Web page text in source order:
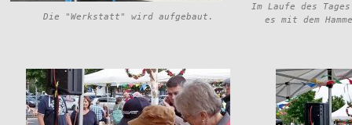
Die "Werkstatt" wird aufgebaut.
Im Laufe des
es mit dem